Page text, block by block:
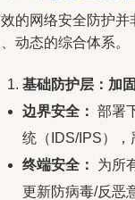
的网络安全防护
动态的综合体系。
基础防护层：加
边界安全： 部署
统（IDS/IPS），
终端安全：
为所
更新防病毒/反恶